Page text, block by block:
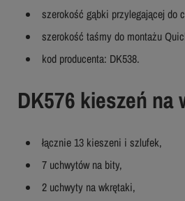
szerokość gąbki przylegającej do
szerokość taśmy do montażu
kod producenta: DK538.
DK576 kieszeń na
łącznie 13 kieszeni i szlufek,
7 uchwytów na bity,
2 uchwyty na wkrętaki,